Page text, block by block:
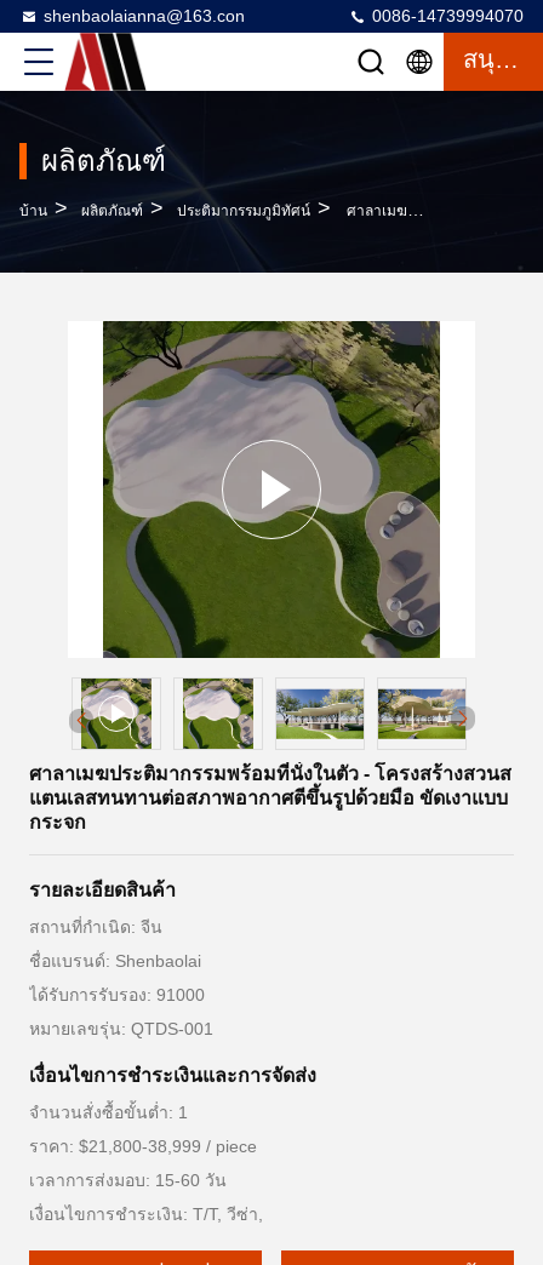
shenbaolaianna@163.con 0086-14739994070
สนุกสนาน
ผลิตภัณฑ์
บ้าน > ผลิตภัณฑ์ > ประติมากรรมภูมิทัศน์ > ศาลาเมฆประติมากรรมพร้อมที่นั่งในตัว - โครงสร้างสวนสแตนเลสทนทานต่อสภาพอากาศตีขึ้นรูปด้วยมือ ขัดเงาแบบกระจก
ศาลาเมฆประติมากรรมพร้อมที่นั่งในตัว - โครงสร้างสวนส
แตนเลสทนทานต่อสภาพอากาศตีขึ้นรูปด้วยมือ ขัดเงาแบบ
กระจก
รายละเอียดสินค้า
สถานที่กำเนิด: จีน
ชื่อแบรนด์: Shenbaolai
ได้รับการรับรอง: 91000
หมายเลขรุ่น: QTDS-001
เงื่อนไขการชําระเงินและการจัดส่ง
จำนวนสั่งซื้อขั้นต่ำ: 1
ราคา: $21,800-38,999 / piece
เวลาการส่งมอบ: 15-60 วัน
เงื่อนไขการชำระเงิน: T/T, วีซ่า,